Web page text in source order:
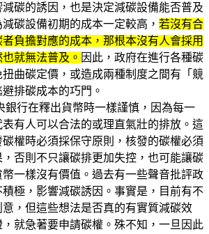
碳的誘因，也是決定減碳設備能否普及
碳設備初期的成本一定較高， 若沒有合
負擔對應的成本，那根本沒有人會採用
就無法普及。 因此，政府在進行各種碳
曲碳定價，或造成兩種制度之間有「競
排碳成本的巧門。
銀行在釋出貨幣時一樣謹慎，因為每一
有人可以合法的或理直氣壯的排放。這
權時必須採保守原則，核發的碳權必須
否則不只讓碳排更加失控，也可能讓碳
一樣沒有價值。過去有一些聲音批評政
極，影響減碳誘因。事實是，目前有不
，但這些想法是否真的有實質減碳效
就急著要申請碳權。殊不知，一旦因此